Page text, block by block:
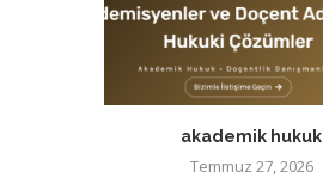
akademik hukuk
Temmuz 27, 2026